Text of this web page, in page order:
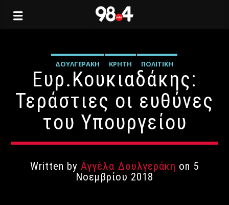
ΔΟΥΛΓΕΡΆΚΗ ΚΡΉΤΗ ΠΟΛΙΤΙΚΉ
Ευρ.Κουκιαδάκης:
Τεράστιες οι ευθύνες
του Υπουργείου
Written byΑγγέλα Δουλγεράκη on 5
Νοεμβρίου 2018